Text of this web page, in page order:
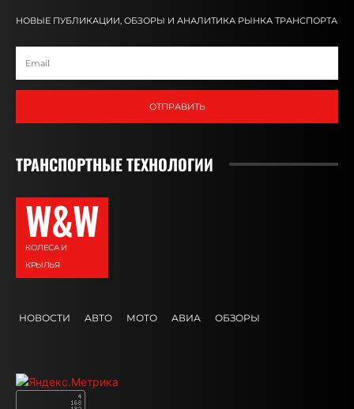
НОВЫЕ ПУБЛИКАЦИИ, ОБЗОРЫ И АНАЛИТИКА РЫНКА ТРАНСПОРТА
ОТПРАВИТЬ
ТРАНСПОРТНЫЕ ТЕХНОЛОГИИ
W&W
КОЛЕСА И
КРЫЛЬЯ
НОВОСТИ АВТО МОТО АВИА ОБЗОРЫ